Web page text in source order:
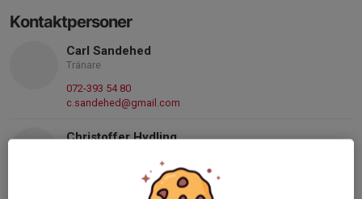
Kontaktpersoner
Carl Sandehed
Tränare
072-393 54 80
c.sandehed@gmail.com
Christoffer Hydling
christoffer.hydling@gmail.com